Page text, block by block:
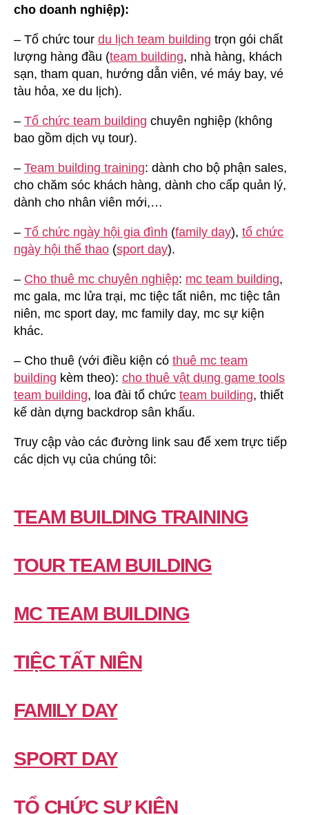
cho doanh nghiệp):
– Tổ chức tour du lịch team building trọn gói chất
lượng hàng đầu (team building, nhà hàng, khách
sạn, tham quan, hướng dẫn viên, vé máy bay, vé
tàu hỏa, xe du lịch).
– Tổ chức team building chuyên nghiệp (không
bao gồm dịch vụ tour).
– Team building training: dành cho bộ phận sales,
cho chăm sóc khách hàng, dành cho cấp quản lý,
dành cho nhân viên mới,…
– Tổ chức ngày hội gia đình (family day), tổ chức
ngày hội thể thao (sport day).
– Cho thuê mc chuyên nghiệp: mc team building,
mc gala, mc lửa trại, mc tiệc tất niên, mc tiệc tân
niên, mc sport day, mc family day, mc sự kiện
khác.
– Cho thuê (với điều kiện có thuê mc team
building kèm theo): cho thuê vật dụng game tools
team building, loa đài tổ chức team building, thiết
kế dàn dựng backdrop sân khấu.
Truy cập vào các đường link sau để xem trực tiếp
các dịch vụ của chúng tôi:
TEAM BUILDING TRAINING
TOUR TEAM BUILDING
MC TEAM BUILDING
TIỆC TẤT NIÊN
FAMILY DAY
SPORT DAY
TỔ CHỨC SỰ KIỆN